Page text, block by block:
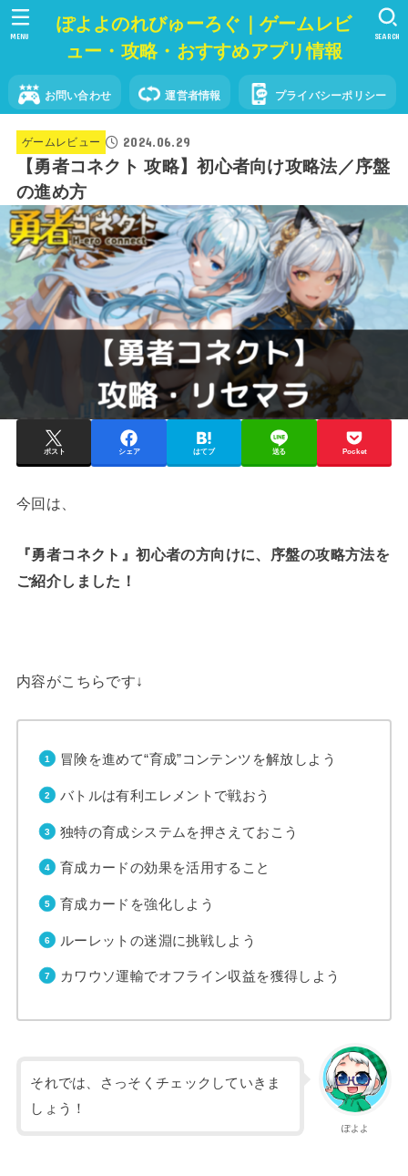
ぽよよのれびゅーろぐ｜ゲームレビ
ュー・攻略・おすすめアプリ情報
お問い合わせ 運営者情報 プライバシーポリシー
SEARCH
MENU
ゲームレビュー 2024.06.29
【勇者コネクト 攻略】初心者向け攻略法／序盤
の進め方
ポスト シェア はてブ 送る Pocket
今回は、
『勇者コネクト』初心者の方向けに、序盤の攻略方法を
ご紹介しました！
内容がこちらです↓
冒険を進めて“育成”コンテンツを解放しよう
バトルは有利エレメントで戦おう
独特の育成システムを押さえておこう
育成カードの効果を活用すること
育成カードを強化しよう
ルーレットの迷淵に挑戦しよう
カワウソ運輸でオフライン収益を獲得しよう
ぽよよ
それでは、さっそくチェックしていきま
しょう！